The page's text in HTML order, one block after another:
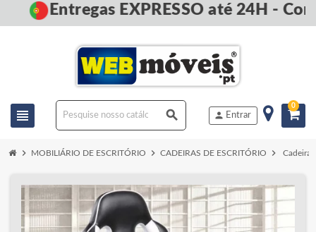
Entregas EXPRESSO até 24H -
view_headline search person Entrar
0
chevron_right MOBILIÁRIO DE ESCRITÓRIO chevron_right CADEIRAS DE ESCRITÓRIO chevron_right Cadeira